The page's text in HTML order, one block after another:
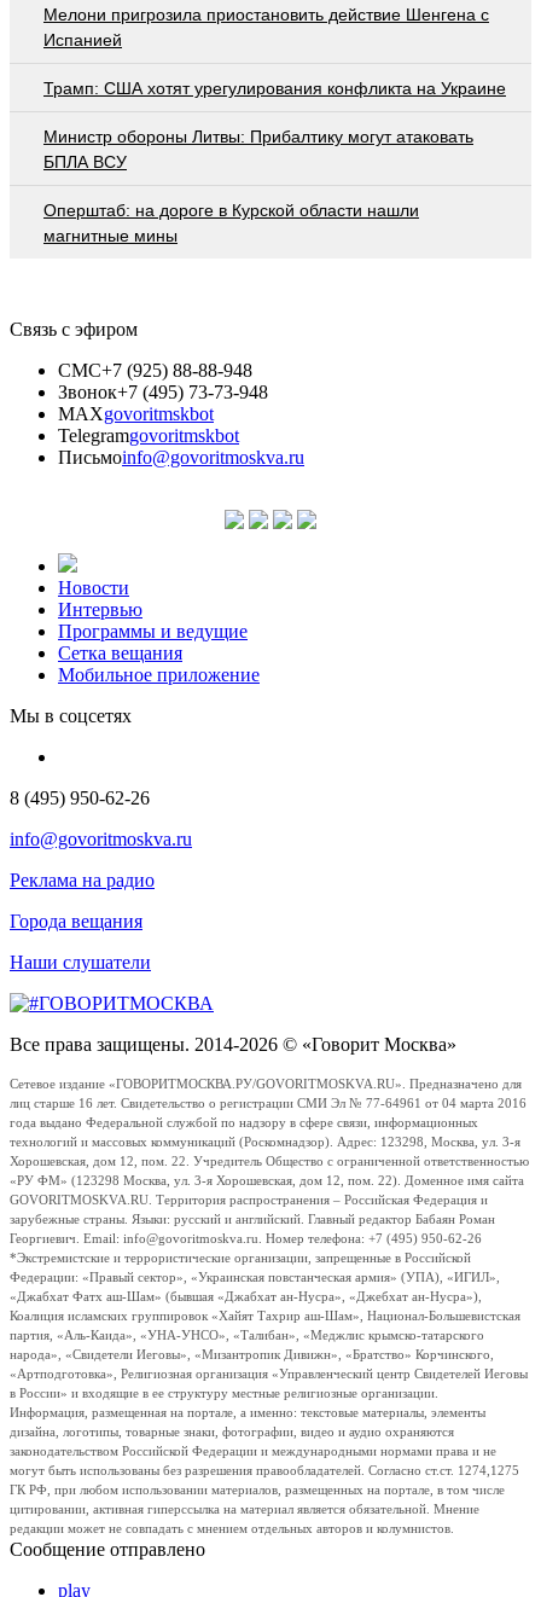
Мелони пригрозила приостановить действие Шенгена с
Испанией
Трамп: США хотят урегулирования конфликта на Украине
Министр обороны Литвы: Прибалтику могут атаковать
БПЛА ВСУ
Оперштаб: на дороге в Курской области нашли
магнитные мины
Связь с эфиром
СМС+7 (925) 88-88-948
Звонок+7 (495) 73-73-948
MAXgovoritmskbot
Telegramgovoritmskbot
Письмоinfo@govoritmoskva.ru
Новости
Интервью
Программы и ведущие
Сетка вещания
Мобильное приложение
Мы в соцсетях
8 (495) 950-62-26
info@govoritmoskva.ru
Реклама на радио
Города вещания
Наши слушатели
Все права защищены. 2014-2026 © «Говорит Москва»
Сетевое издание «ГОВОРИТМОСКВА.РУ/GOVORITMOSKVA.RU». Предназначено для
лиц старше 16 лет. Свидетельство о регистрации СМИ Эл № 77-64961 от 04 марта 2016
года выдано Федеральной службой по надзору в сфере связи, информационных
технологий и массовых коммуникаций (Роскомнадзор). Адрес: 123298, Москва, ул. 3-я
Хорошевская, дом 12, пом. 22. Учредитель Общество с ограниченной ответственностью
«РУ ФМ» (123298 Москва, ул. 3-я Хорошевская, дом 12, пом. 22). Доменное имя сайта
GOVORITMOSKVA.RU. Территория распространения – Российская Федерация и
зарубежные страны. Языки: русский и английский. Главный редактор Бабаян Роман
Георгиевич. Email: info@govoritmoskva.ru. Номер телефона: +7 (495) 950-62-26
*Экстремистские и террористические организации, запрещенные в Российской
Федерации: «Правый сектор», «Украинская повстанческая армия» (УПА), «ИГИЛ»,
«Джабхат Фатх аш-Шам» (бывшая «Джабхат ан-Нусра», «Джебхат ан-Нусра»),
Коалиция исламских группировок «Хайят Тахрир аш-Шам», Национал-Большевистская
партия, «Аль-Каида», «УНА-УНСО», «Талибан», «Меджлис крымско-татарского
народа», «Свидетели Иеговы», «Мизантропик Дивижн», «Братство» Корчинского,
«Артподготовка», Религиозная организация «Управленческий центр Свидетелей Иеговы
в России» и входящие в ее структуру местные религиозные организации.
Информация, размещенная на портале, а именно: текстовые материалы, элементы
дизайна, логотипы, товарные знаки, фотографии, видео и аудио охраняются
законодательством Российской Федерации и международными нормами права и не
могут быть использованы без разрешения правообладателей. Согласно ст.ст. 1274,1275
ГК РФ, при любом использовании материалов, размещенных на портале, в том числе
цитировании, активная гиперссылка на материал является обязательной. Мнение
редакции может не совпадать с мнением отдельных авторов и колумнистов.
Сообщение отправлено
play